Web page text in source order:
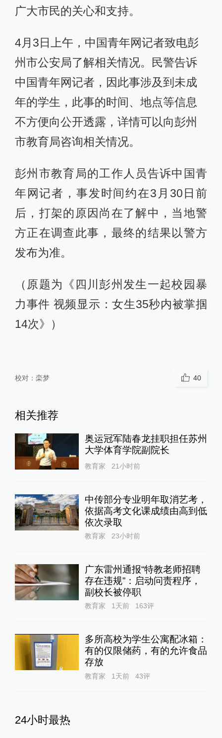
广大市民的关心和支持。
4月3日上午，中国青年网记者致电彭
州市公安局了解相关情况。民警告诉
中国青年网记者，因此事涉及到未成
年的学生，此事的时间、地点等信息
不方便向公开透露，详情可以向彭州
市教育局咨询相关情况。
彭州市教育局的工作人员告诉中国青
年网记者，事发时间约在3月30日前
后，打架的原因尚在了解中，当地警
方正在调查此事，最终的结果以警方
发布为准。
（原题为《四川彭州发生一起校园暴
力事件 视频显示：女生35秒内被掌掴
14次》）
校对： 栾梦 40
相关推荐
奥运冠军陆春龙挂职担任苏州
大学体育学院副院长
教育家 21小时前
中传部分专业明年取消艺考，
依据高考文化课成绩由高到低
依次录取
教育家 23小时前
广东雷州通报“特教老师招聘
存在违规”：启动问责程序，
副校长被停职
教育家 1天前 163评
多所高校为学生公寓配冰箱：
有的仅限储药，有的允许食品
存放
教育家 1天前 43评
24小时最热